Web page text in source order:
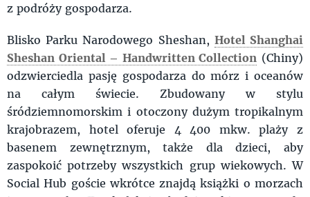
z podróży gospodarza.
Blisko Parku Narodowego Sheshan, Hotel Shanghai
Sheshan Oriental – Handwritten Collection (Chiny)
odzwierciedla pasję gospodarza do mórz i oceanów
na całym świecie. Zbudowany w stylu
śródziemnomorskim i otoczony dużym tropikalnym
krajobrazem, hotel oferuje 4 400 mkw. plaży z
basenem zewnętrznym, także dla dzieci, aby
zaspokoić potrzeby wszystkich grup wiekowych. W
Social Hub goście wkrótce znajdą książki o morzach